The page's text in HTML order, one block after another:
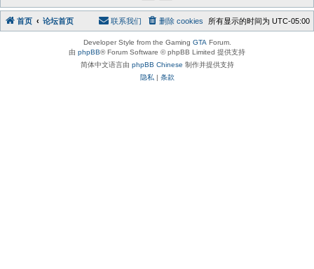
首页 论坛首页 所有显示的时间为 UTC-05:00
删除 cookies
联系我们
Developer Style from the Gaming GTA Forum.
由 phpBB® Forum Software © phpBB Limited 提供支持
简体中文语言由 phpBB Chinese 制作并提供支持
隐私 | 条款